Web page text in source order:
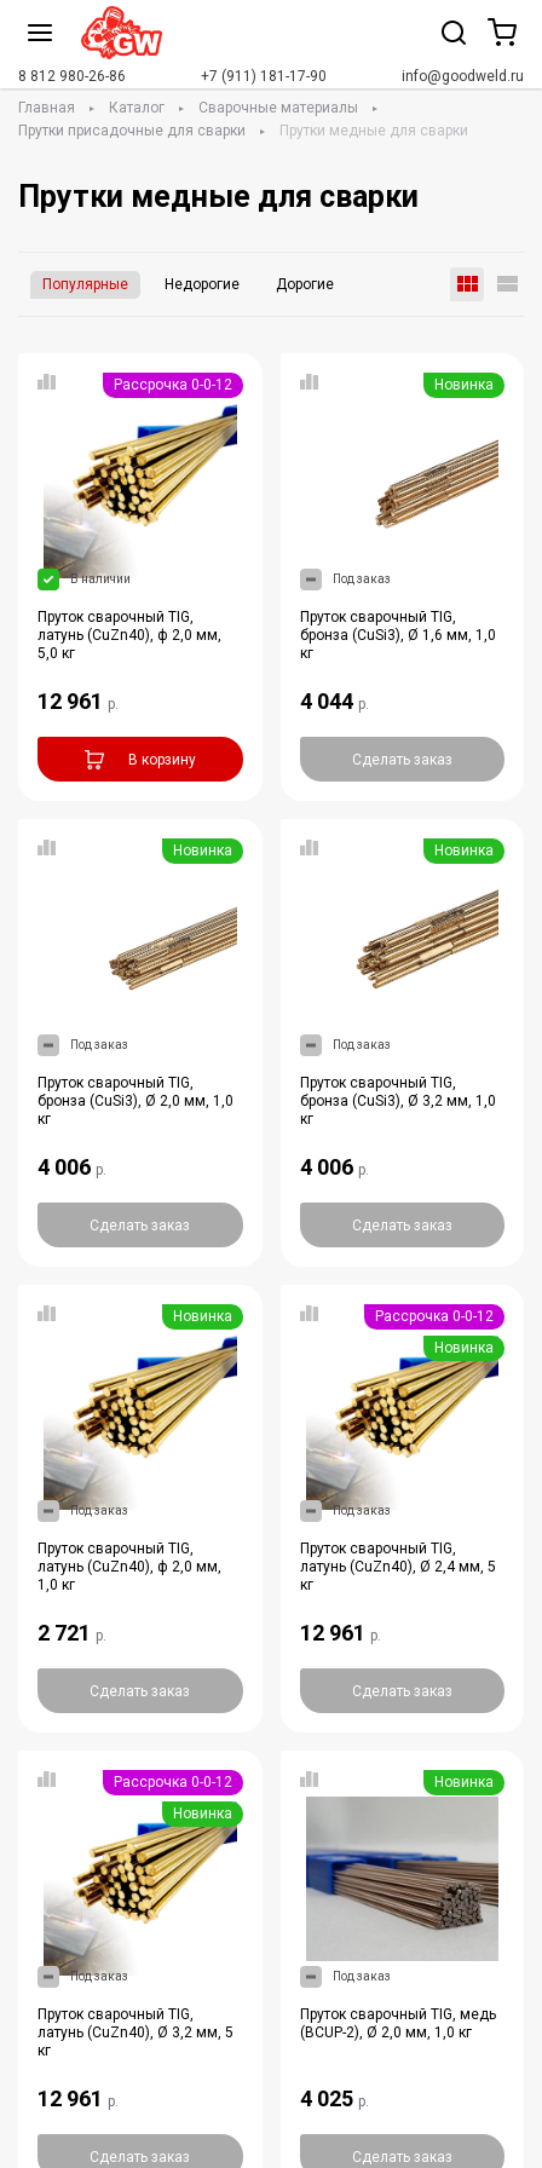
8 812 980-26-86 +7 (911) 181-17-90
info@goodweld.ru
Главная
Каталог
Сварочные материалы
Прутки присадочные для сварки
Прутки медные для сварки
Прутки медные для сварки
Популярные Недорогие Дорогие
Рассрочка 0-0-12
В наличии
Пруток сварочный TIG,
латунь (CuZn40), ф 2,0 мм,
5,0 кг
12 961 р.
В корзину
Новинка
Под заказ
Пруток сварочный TIG,
бронза (CuSi3), Ø 1,6 мм, 1,0
кг
4 044 р.
Сделать заказ
Новинка
Под заказ
Пруток сварочный TIG,
бронза (CuSi3), Ø 2,0 мм, 1,0
кг
4 006 р.
Сделать заказ
Новинка
Под заказ
Пруток сварочный TIG,
бронза (CuSi3), Ø 3,2 мм, 1,0
кг
4 006 р.
Сделать заказ
Новинка
Под заказ
Пруток сварочный TIG,
латунь (CuZn40), ф 2,0 мм,
1,0 кг
2 721 р.
Сделать заказ
Рассрочка 0-0-12
Новинка
Под заказ
Пруток сварочный TIG,
латунь (CuZn40), Ø 2,4 мм, 5
кг
12 961 р.
Сделать заказ
Рассрочка 0-0-12
Новинка
Под заказ
Пруток сварочный TIG,
латунь (CuZn40), Ø 3,2 мм, 5
кг
12 961 р.
Сделать заказ
Новинка
Под заказ
Пруток сварочный TIG, медь
(BCUP-2), Ø 2,0 мм, 1,0 кг
4 025 р.
Сделать заказ